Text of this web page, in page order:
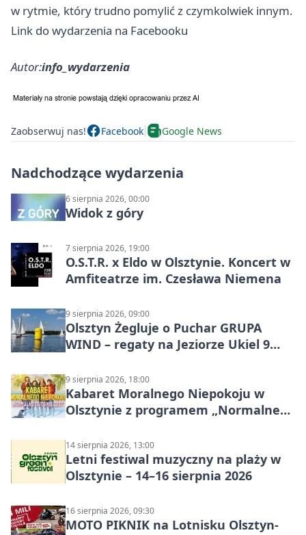
w rytmie, który trudno pomylić z czymkolwiek innym.
Link do wydarzenia na Facebooku
Autor:info_wydarzenia
Zaobserwuj nas! Facebook Google News
Nadchodzące wydarzenia
6 sierpnia 2026, 00:00
Widok z góry
7 sierpnia 2026, 19:00
O.S.T.R. x Eldo w Olsztynie. Koncert w
Amfiteatrze im. Czesława Niemena
9 sierpnia 2026, 09:00
Olsztyn Żegluje o Puchar GRUPA
WIND – regaty na Jeziorze Ukiel 9
9 sierpnia 2026, 18:00
Kabaret Moralnego Niepokoju w
Olsztynie z programem „Normalne
14 sierpnia 2026, 13:00
Letni festiwal muzyczny na plaży w
Olsztynie – 14–16 sierpnia 2026
16 sierpnia 2026, 09:30
MOTO PIKNIK na Lotnisku Olsztyn-